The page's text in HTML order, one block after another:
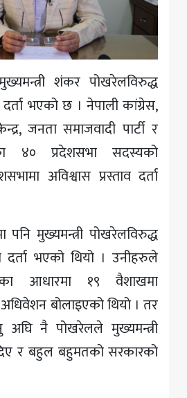
शंकर पोखरेलविरुद्ध
दर्ता भएको छ । नेपाली कांग्रेस,
जनता समाजवादी पार्टी र
४० प्रदेशसभा सदस्यको
अविश्वास प्रस्ताव दर्ता
मुख्यमन्त्री पोखरेलविरुद्ध
दर्ता भएको थियो । उनीहरुले
आधारमा १९ वैशाखमा
बोलाइएको थियो । तर
नै पोखरेलले मुख्यमन्त्री
र बहुल बहुमतको सरकारको